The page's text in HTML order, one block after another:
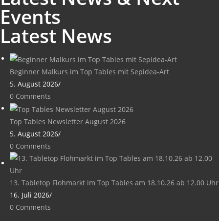
Events
Latest News
Beginner Malkurs im Top Tables mit Sepidea-Art
5. August 2026/
0 Comments
Top Tables Newsletter August 2026
5. August 2026/
0 Comments
13. Tabletop Flohmarkt im Top Tables am 18.10.26 ab 12.00 Uhr
16. Juli 2026/
0 Comments